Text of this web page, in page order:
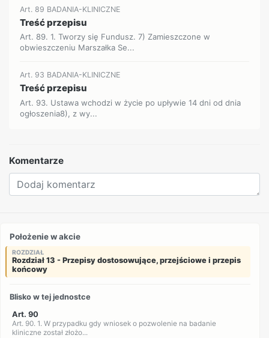
Art. 89 BADANIA-KLINICZNE
Treść przepisu
Art. 89. 1. Tworzy się Fundusz. 7) Zamieszczone w
obwieszczeniu Marszałka Se...
Art. 93 BADANIA-KLINICZNE
Treść przepisu
Art. 93. Ustawa wchodzi w życie po upływie 14 dni od dnia
ogłoszenia8), z wy...
Komentarze
Położenie w akcie
ROZDZIAŁ
Rozdział 13 - Przepisy dostosowujące, przejściowe i przepis
końcowy
Blisko w tej jednostce
Art. 90
Art. 90. 1. W przypadku gdy wniosek o pozwolenie na badanie
kliniczne został złożo...